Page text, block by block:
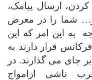
ارسال پیامک،
و… شما را در معرض
به این امر که این
قرار دارند به
جای می گذارند. در
ناشی ازامواج